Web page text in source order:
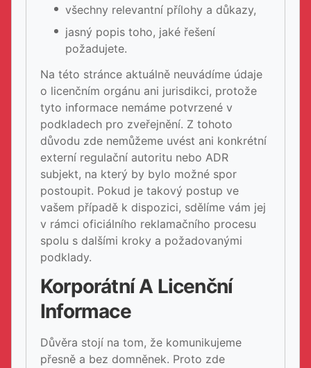
všechny relevantní přílohy a důkazy,
jasný popis toho, jaké řešení
požadujete.
Na této stránce aktuálně neuvádíme údaje
o licenčním orgánu ani jurisdikci, protože
tyto informace nemáme potvrzené v
podkladech pro zveřejnění. Z tohoto
důvodu zde nemůžeme uvést ani konkrétní
externí regulační autoritu nebo ADR
subjekt, na který by bylo možné spor
postoupit. Pokud je takový postup ve
vašem případě k dispozici, sdělíme vám jej
v rámci oficiálního reklamačního procesu
spolu s dalšími kroky a požadovanými
podklady.
Korporátní A Licenční
Informace
Důvěra stojí na tom, že komunikujeme
přesně a bez domněnek. Proto zde